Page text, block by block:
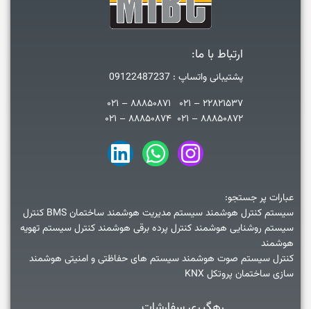
ارتباط با ما:
پشتیبانی واتساپ : 09122487237
۲۲۸۲۱۵۳۷ – ۰۲۱ ۸۸۸۵۰۸۷۱ – ۰۲۱
۸۸۸۵۰۸۷۲ – ۰۲۱ ۸۸۸۵۰۸۷۴ – ۰۲۱
عبارات پر جستجو:
سیستم کنترل هوشمند سیستم مدیریت هوشمند ساختمان BMS کنترل
سیستم روشنایی هوشمند کنترل پرده برقی هوشمند کنترل سیستم تهویه
هوشمند
کنترل سیستم صوت هوشمند سیستم های حفاظتی و امنیتی هوشمند
سازی ساختمان پروتکل KNX